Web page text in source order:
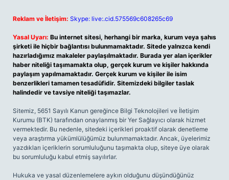
Reklam ve İletişim: Skype: live:.cid.575569c608265c69
Yasal Uyarı: Bu internet sitesi, herhangi bir marka, kurum veya şahıs
şirketi ile hiçbir bağlantısı bulunmamaktadır. Sitede yalnızca kendi
hazırladığımız makaleler paylaşılmaktadır. Burada yer alan içerikler
haber niteliği taşımamakta olup, gerçek kurum ve kişiler hakkında
paylaşım yapılmamaktadır. Gerçek kurum ve kişiler ile isim
benzerlikleri tamamen tesadüfidir. Sitemizdeki bilgiler taslak
halindedir ve tavsiye niteliği taşımazlar.
Sitemiz, 5651 Sayılı Kanun gereğince Bilgi Teknolojileri ve İletişim
Kurumu (BTK) tarafından onaylanmış bir Yer Sağlayıcı olarak hizmet
vermektedir. Bu nedenle, sitedeki içerikleri proaktif olarak denetleme
veya araştırma yükümlülüğümüz bulunmamaktadır. Ancak, üyelerimiz
yazdıkları içeriklerin sorumluluğunu taşımakta olup, siteye üye olarak
bu sorumluluğu kabul etmiş sayılırlar.
Hukuka ve yasal düzenlemelere aykırı olduğunu düşündüğünüz